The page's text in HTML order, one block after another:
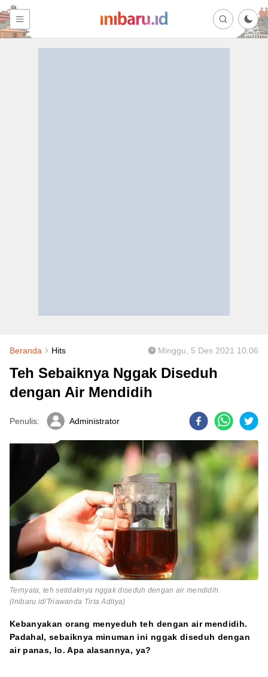
Beranda Hits Minggu, 5 Des 2021 10:06
Teh Sebaiknya Nggak Diseduh
dengan Air Mendidih
Penulis: Administrator
Ternyata, teh setidaknya nggak diseduh dengan air mendidih.
(Inibaru.id/Triawanda Tirta Aditya)
Kebanyakan orang menyeduh teh dengan air mendidih.
Padahal, sebaiknya minuman ini nggak diseduh dengan
air panas, lo. Apa alasannya, ya?